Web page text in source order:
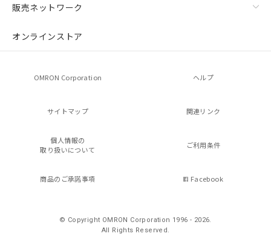
販売ネットワーク
オンラインストア
OMRON Corporation ヘルプ
サイトマップ 関連リンク
個人情報の
取り扱いについて
ご利用条件
商品のご承諾事項 Facebook
© Copyright OMRON Corporation 1996 - 2026.
All Rights Reserved.